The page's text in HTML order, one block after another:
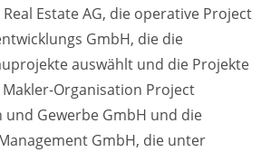
Estate AG, die operative Project
GmbH, die die
auswählt und die Projekte
Organisation Project
Gewerbe GmbH und die
GmbH, die unter